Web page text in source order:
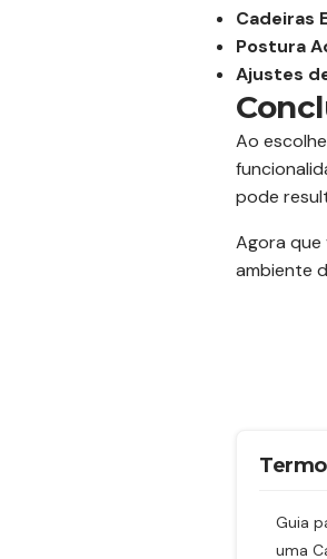
Cadeiras
Postura
Ajustes
Ao
pode
Agora que
ambiente
Guia
uma